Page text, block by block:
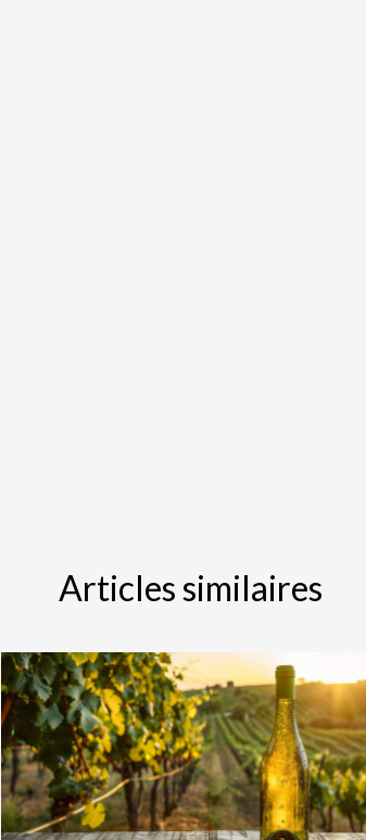
Articles similaires